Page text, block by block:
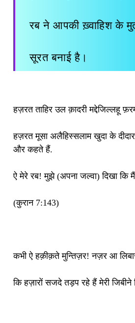
रब ने आपकी ख़्वाहिश के
सूरत बनाई है।
हज़रत ताहिर उल क़ादरी मद्देजि़ल्लहू
हज़रत मूसा अलैहिस्‍सलाम खुदा के
और कहते हैं.
ऐ मेरे रब! मुझे (अपना जल्वा) दिखा कि
(कुरान 7:143)
कभी ऐ हक़ीक़ते मुन्तिज़र! नज़र आ
कि हज़ारों सजदे तड़प रहे हैं मेरी जिबीने